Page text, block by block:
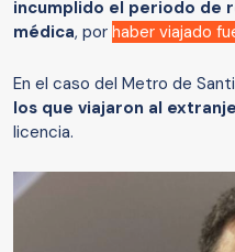
incumplido el periodo de
médica, por haber viajado
En el caso del Metro de
los que viajaron al
licencia.